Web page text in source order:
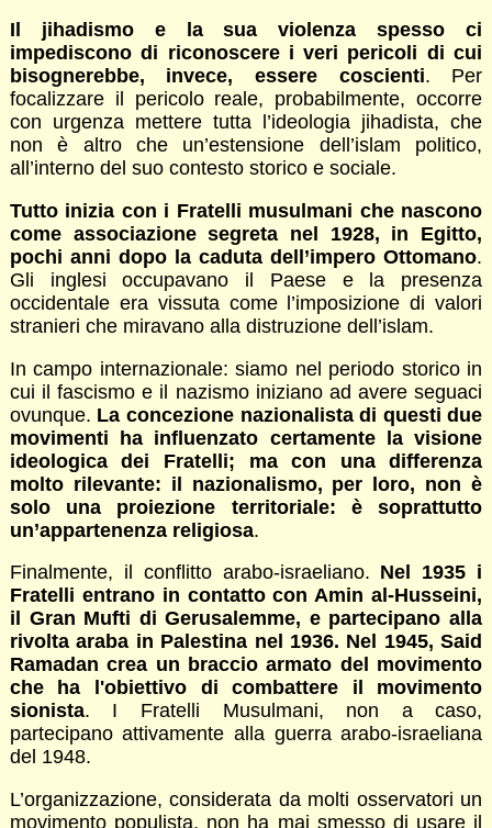
Il jihadismo e la sua violenza spesso ci
impediscono di riconoscere i veri pericoli di cui
bisognerebbe, invece, essere coscienti. Per
focalizzare il pericolo reale, probabilmente, occorre
con urgenza mettere tutta l’ideologia jihadista, che
non è altro che un’estensione dell’islam politico,
all’interno del suo contesto storico e sociale.
Tutto inizia con i Fratelli musulmani che nascono
come associazione segreta nel 1928, in Egitto,
pochi anni dopo la caduta dell’impero Ottomano.
Gli inglesi occupavano il Paese e la presenza
occidentale era vissuta come l’imposizione di valori
stranieri che miravano alla distruzione dell’islam.
In campo internazionale: siamo nel periodo storico in
cui il fascismo e il nazismo iniziano ad avere seguaci
ovunque. La concezione nazionalista di questi due
movimenti ha influenzato certamente la visione
ideologica dei Fratelli; ma con una differenza
molto rilevante: il nazionalismo, per loro, non è
solo una proiezione territoriale: è soprattutto
un’appartenenza religiosa.
Finalmente, il conflitto arabo-israeliano. Nel 1935 i
Fratelli entrano in contatto con Amin al-Husseini,
il Gran Mufti di Gerusalemme, e partecipano alla
rivolta araba in Palestina nel 1936. Nel 1945, Said
Ramadan crea un braccio armato del movimento
che ha l'obiettivo di combattere il movimento
sionista. I Fratelli Musulmani, non a caso,
partecipano attivamente alla guerra arabo-israeliana
del 1948.
L’organizzazione, considerata da molti osservatori un
movimento populista, non ha mai smesso di usare il